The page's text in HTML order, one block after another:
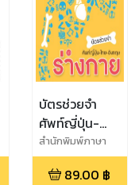
บัตรช่วยจำ
ศัพท์ญี่ปุ่น-
ไทย-อังกฤษ
ชุด ร่างกาย
สำนักพิมพ์ภาษา
และวัฒนธรรม
89.00 ฿